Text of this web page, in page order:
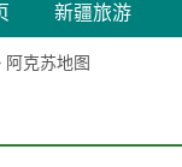
新疆旅游
阿克苏地图